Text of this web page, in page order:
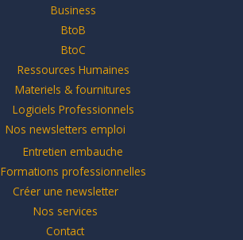
Business
BtoB
BtoC
Ressources Humaines
Materiels & fournitures
Logiciels Professionnels
Nos newsletters emploi
Entretien embauche
Formations professionnelles
Créer une newsletter
Nos services
Contact